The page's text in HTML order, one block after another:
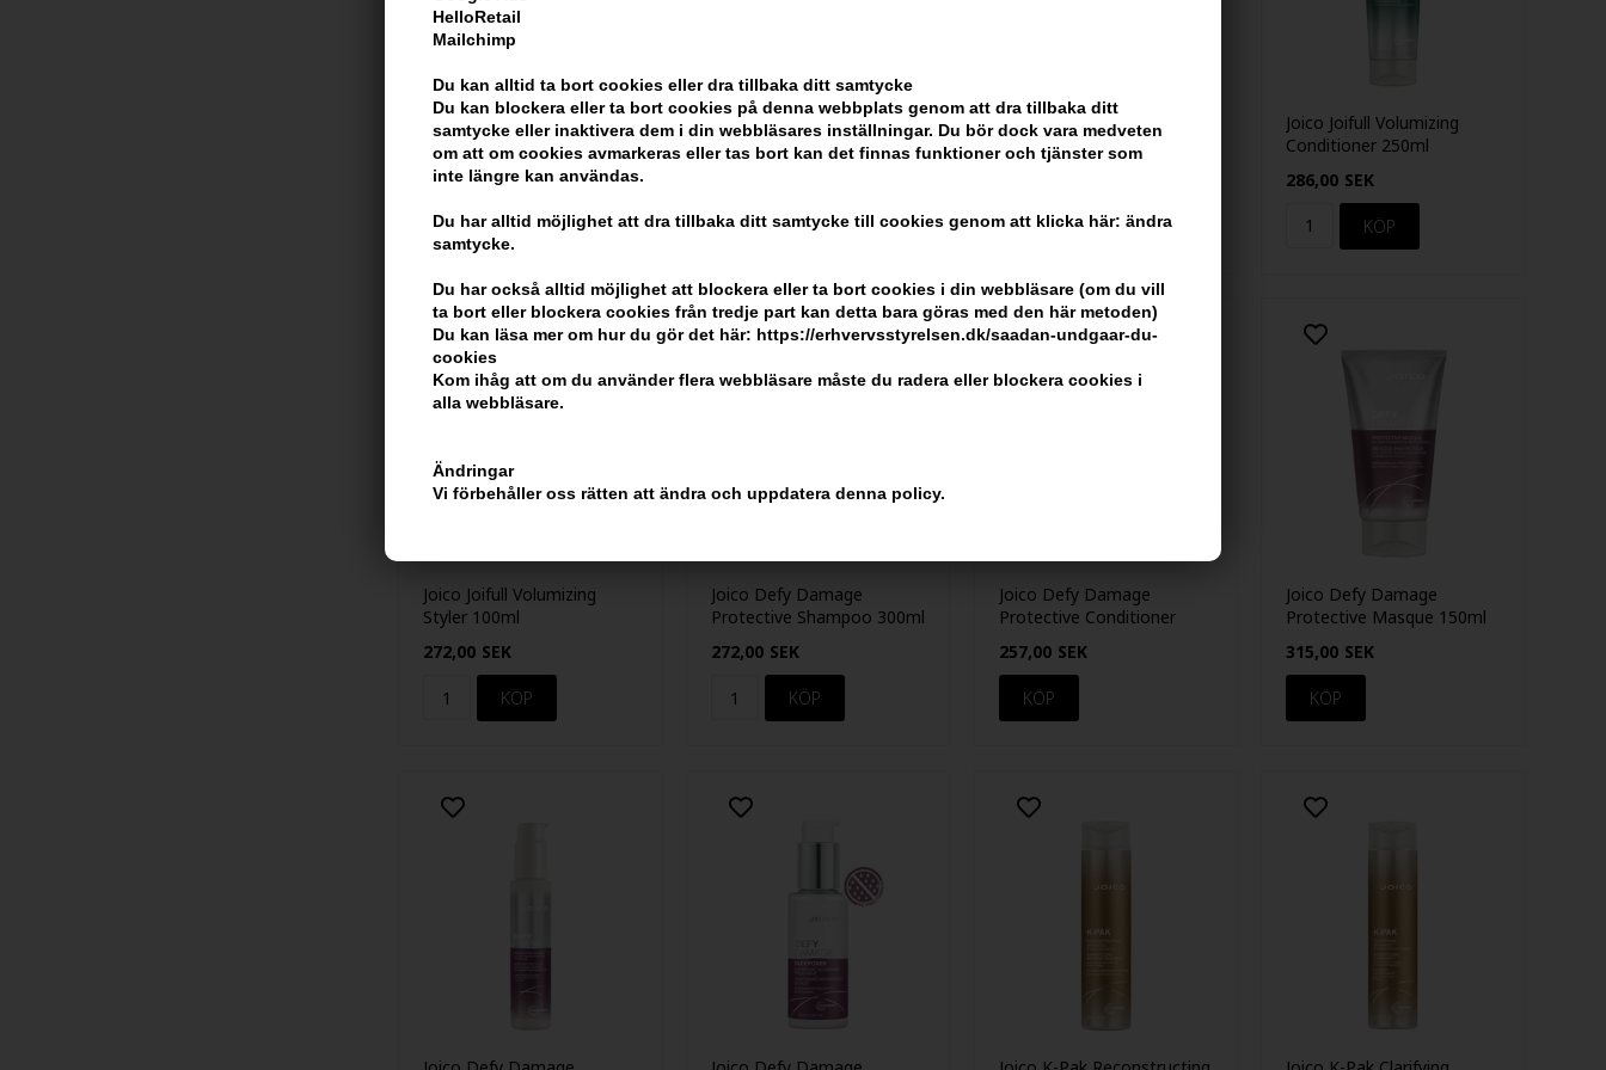
HelloRetail
Mailchimp
Du kan alltid ta bort cookies eller dra tillbaka ditt samtycke
Du kan blockera eller ta bort cookies på denna webbplats genom att dra tillbaka ditt
samtycke eller inaktivera dem i din webbläsares inställningar. Du bör dock vara medveten
om att om cookies avmarkeras eller tas bort kan det finnas funktioner och tjänster som
inte längre kan användas.
Du har alltid möjlighet att dra tillbaka ditt samtycke till cookies genom att klicka här: ändra
samtycke.
Du har också alltid möjlighet att blockera eller ta bort cookies i din webbläsare (om du vill
ta bort eller blockera cookies från tredje part kan detta bara göras med den här metoden)
Du kan läsa mer om hur du gör det här: https://erhvervsstyrelsen.dk/saadan-undgaar-du-
cookies
Kom ihåg att om du använder flera webbläsare måste du radera eller blockera cookies i
alla webbläsare.
Ändringar
Vi förbehåller oss rätten att ändra och uppdatera denna policy.
Joico Blonde Life Violet
Conditioner 250ml
214,00 SEK
Joico Blonde Life Violet
Duo 300ml + 250ml
Joico Joifull Volumizing
Shampoo 300ml
Joico Joifull Volumizing
Conditioner 250ml
286,00 SEK
Joico Joifull Volumizing
Styler 100ml
272,00 SEK
Joico Defy Damage
Protective Shampoo 300ml
272,00 SEK
Joico Defy Damage
Protective Conditioner
257,00 SEK
Joico Defy Damage
Protective Masque 150ml
315,00 SEK